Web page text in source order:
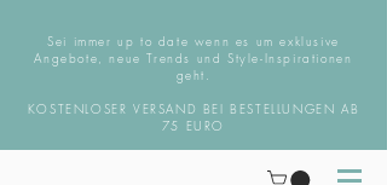
Sei immer up to date wenn es um exklusive
Angebote, neue Trends und Style-Inspirationen
geht.
KOSTENLOSER VERSAND BEI BESTELLUNGEN AB
75 EURO